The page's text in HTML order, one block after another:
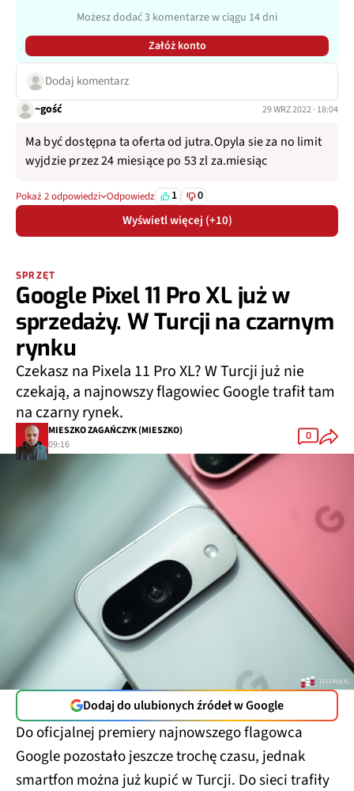
Możesz dodać 3 komentarze w ciągu 14 dni
Załóż konto
Dodaj komentarz
~gość 29 WRZ 2022 · 18:04
Ma być dostępna ta oferta od jutra.Opyla sie za no limit
wyjdzie przez 24 miesiące po 53 zl za.miesiąc
Pokaż 2 odpowiedzi Odpowiedz 1 0
Wyświetl więcej (+10)
SPRZĘT
Google Pixel 11 Pro XL już w
sprzedaży. W Turcji na czarnym
rynku
Czekasz na Pixela 11 Pro XL? W Turcji już nie
czekają, a najnowszy flagowiec Google trafił tam
na czarny rynek.
MIESZKO ZAGAŃCZYK (MIESZKO)
09:16
0
Dodaj do ulubionych źródeł w Google
Do oficjalnej premiery najnowszego flagowca
Google pozostało jeszcze trochę czasu, jednak
smartfon można już kupić w Turcji. Do sieci trafiły